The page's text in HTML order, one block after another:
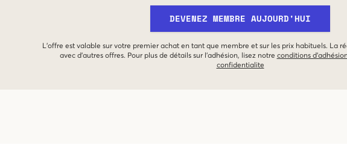
DEVENEZ MEMBRE AUJOURD'HUI
L'offre est valable sur votre premier achat en tant que membre et sur les prix habituels. La
avec d'autres offres. Pour plus de détails sur l'adhésion, lisez notre conditions
confidentialite